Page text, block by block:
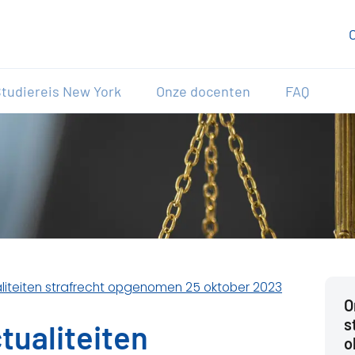
New York Onze docenten FAQ
strafrecht opgenomen 25 oktober 2023